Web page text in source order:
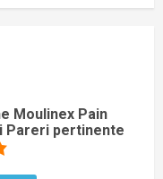
Moulinex Pain
Pareri pertinente